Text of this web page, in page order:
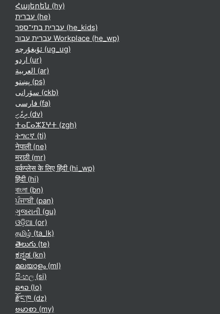
Հայերեն ‎(hy)‎
עברית ‎(he)‎
עברית בתי־ספר ‎(he_kids)‎
עברית עבור Workplace ‎(he_wp)‎
ئۇيغۇرچە ‎(ug_ug)‎
اردو ‎(ur)‎
العربية ‎(ar)‎
پښتو ‎(ps)‎
سۆرانی ‎(ckb)‎
فارسی ‎(fa)‎
ދިވެހި ‎(dv)‎
ⵜⴰⵎⴰⵣⵉⵖⵜ ‎(zgh)‎
ትግርኛ ‎(ti)‎
नेपाली ‎(ne)‎
मराठी ‎(mr)‎
वर्कप्लेस के लिए हिंदी ‎(hi_wp)‎
हिंदी ‎(hi)‎
বাংলা ‎(bn)‎
ਪੰਜਾਬੀ ‎(pan)‎
ગુજરાતી ‎(gu)‎
ଓଡ଼ିଆ ‎(or)‎
தமிழ் ‎(ta_lk)‎
తెలుగు ‎(te)‎
ಕನ್ನಡ ‎(kn)‎
മലയാളം ‎(ml)‎
සිංහල ‎(si)‎
ລາວ ‎(lo)‎
རྫོང་ཁ ‎(dz)‎
ဗမာစာ ‎(my)‎